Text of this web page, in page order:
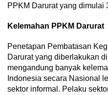
PPKM Darurat yang dimulai
Kelemahan PPKM Darurat
Penetapan Pembatasan
Darurat yang diberlakukan
mengandung banyak
Indonesia secara Nasional
sektor informal. Pelaku